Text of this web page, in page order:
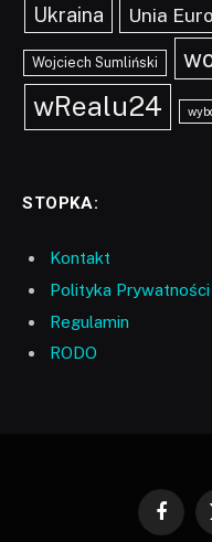
Ukraina Unia
Wojciech Sumliński
wRealu24
STOPKA:
Kontakt
Polityka Prywatności
Regulamin
RODO